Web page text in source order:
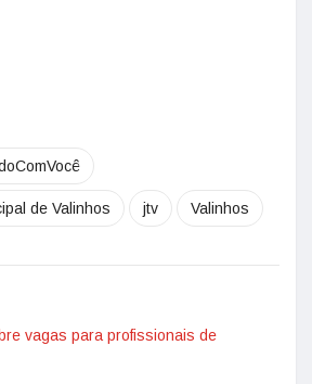
de Valinhos jtv Valinhos
vagas para profissionais de